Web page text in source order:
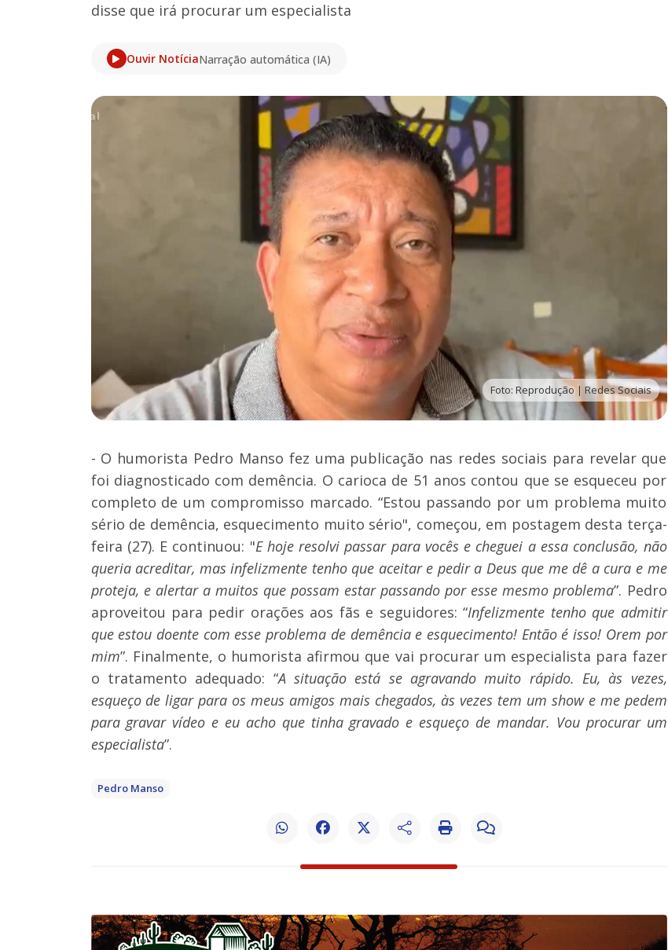
disse que irá procurar um especialista
Ouvir NotíciaNarração automática (IA)
Foto: Reprodução | Redes Sociais
- O humorista Pedro Manso fez uma publicação nas redes sociais para revelar que
foi diagnosticado com demência. O carioca de 51 anos contou que se esqueceu por
completo de um compromisso marcado. “Estou passando por um problema muito
sério de demência, esquecimento muito sério", começou, em postagem desta terça-
feira (27). E continuou: "E hoje resolvi passar para vocês e cheguei a essa conclusão, não
queria acreditar, mas infelizmente tenho que aceitar e pedir a Deus que me dê a cura e me
proteja, e alertar a muitos que possam estar passando por esse mesmo problema”. Pedro
aproveitou para pedir orações aos fãs e seguidores: “Infelizmente tenho que admitir
que estou doente com esse problema de demência e esquecimento! Então é isso! Orem por
mim”. Finalmente, o humorista afirmou que vai procurar um especialista para fazer
o tratamento adequado: “A situação está se agravando muito rápido. Eu, às vezes,
esqueço de ligar para os meus amigos mais chegados, às vezes tem um show e me pedem
para gravar vídeo e eu acho que tinha gravado e esqueço de mandar. Vou procurar um
especialista”.
Pedro Manso